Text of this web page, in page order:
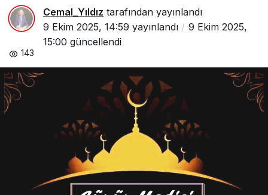
Cemal_Yıldız tarafından yayınlandı
9 Ekim 2025, 14:59 yayınlandı
9 Ekim 2025,
15:00 güncellendi
143